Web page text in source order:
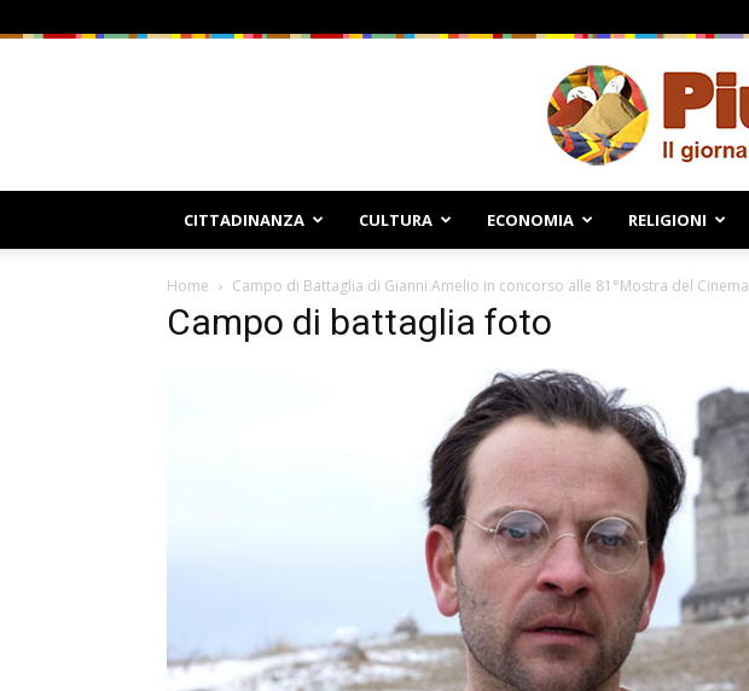
CITTADINANZA CULTURA ECONOMIA RELIGIONI
Home Campo di Battaglia di Gianni Amelio in concorso alle 81°Mostra del Cinema
Campo di battaglia foto